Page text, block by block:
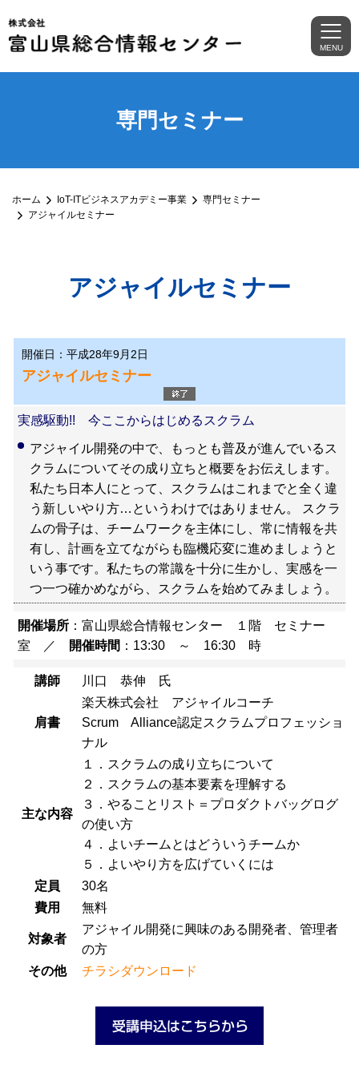
MENU
専門セミナー
ホーム IoT-ITビジネスアカデミー事業
専門セミナー
アジャイルセミナー
アジャイルセミナー
開催日：平成28年9月2日
アジャイルセミナー
実感駆動!! 今ここからはじめるスクラム
アジャイル開発の中で、もっとも普及が進んでいるス
クラムについてその成り立ちと概要をお伝えします。
私たち日本人にとって、スクラムはこれまでと全く違
う新しいやり方…というわけではありません。 スクラ
ムの骨子は、チームワークを主体にし、常に情報を共
有し、計画を立てながらも臨機応変に進めましょうと
いう事です。私たちの常識を十分に生かし、実感を一
つ一つ確かめながら、スクラムを始めてみましょう。
開催場所 ：富山県総合情報センター １階 セミナー
室 ／
開催時間 ：13:30 ～ 16:30 時
講師 川口 恭伸 氏
肩書
楽天株式会社 アジャイルコーチ
Scrum Alliance認定スクラムプロフェッショ
ナル
主な内容
１．スクラムの成り立ちについて
２．スクラムの基本要素を理解する
３．やることリスト＝プロダクトバッグログ
の使い方
４．よいチームとはどういうチームか
５．よいやり方を広げていくには
定員
30名
費用
無料
対象者
アジャイル開発に興味のある開発者、管理者
の方
その他
チラシダウンロード